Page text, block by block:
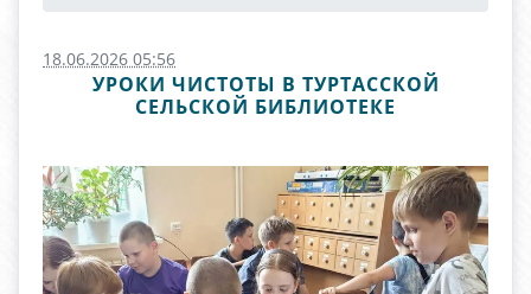
18.06.2026 05:56
УРОКИ ЧИСТОТЫ В ТУРТАССКОЙ
СЕЛЬСКОЙ БИБЛИОТЕКЕ